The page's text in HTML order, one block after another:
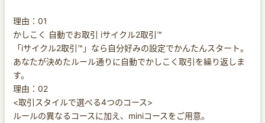
理由：01
かしこく 自動でお取引 iサイクル2取引™
「iサイクル2取引™」なら自分好みの設定でかんたんスタート。
あなたが決めたルール通りに自動でかしこく取引を繰り返しま
す。
理由：02
<取引スタイルで選べる4つのコース>
ルールの異なるコースに加え、miniコースをご用意。